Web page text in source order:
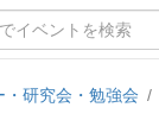
研究会・勉強会 /